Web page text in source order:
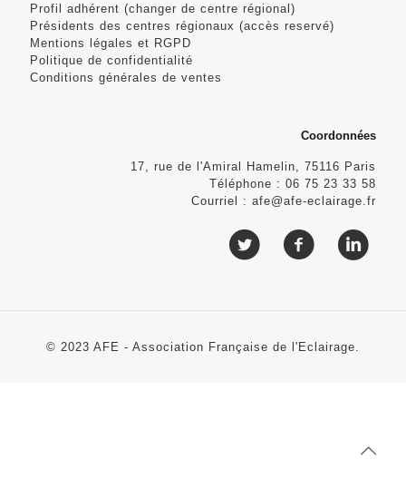
Profil adhérent (changer de centre régional)
Présidents des centres régionaux (accès reservé)
Mentions légales et RGPD
Politique de confidentialité
Conditions générales de ventes
Coordonnées
17, rue de l'Amiral Hamelin, 75116 Paris
Téléphone : 06 75 23 33 58
Courriel : afe@afe-eclairage.fr
© 2023 AFE - Association Française de l'Eclairage.